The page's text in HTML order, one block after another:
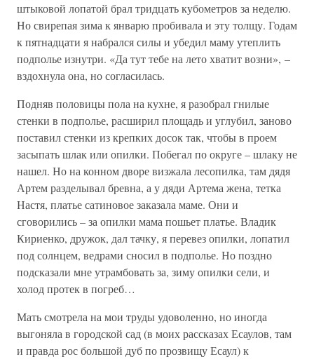
штыковой лопатой брал тридцать кубометров за неделю.
Но свирепая зима к январю пробивала и эту толщу. Годам
к пятнадцати я набрался силы и убедил маму утеплить
подполье изнутри. «Да тут тебе на лето хватит возни», –
вздохнула она, но согласилась.
Подняв половицы пола на кухне, я разобрал гнилые
стенки в подполье, расширил площадь и углубил, заново
поставил стенки из крепких досок так, чтобы в проем
засыпать шлак или опилки. Побегал по округе – шлаку не
нашел. Но на конном дворе визжала лесопилка, там дядя
Артем разделывал бревна, а у дяди Артема жена, тетка
Настя, платье сатиновое заказала маме. Они и
сговорились – за опилки мама пошьет платье. Владик
Кириенко, дружок, дал тачку, я перевез опилки, лопатил
под солнцем, ведрами сносил в подполье. Но поздно
подсказали мне утрамбовать за, зиму опилки сели, и
холод протек в погреб…
Мать смотрела на мои труды удоволенно, но иногда
выгоняла в городской сад (в моих рассказах Есаулов, там
и правда рос большой дуб по прозвищу Есаул) к